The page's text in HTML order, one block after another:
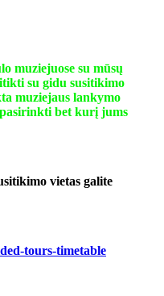
muziejuose su mūsų
su gidu susitikimo
muziejaus lankymo
bet kurį jums
vietas galite
tours-timetable